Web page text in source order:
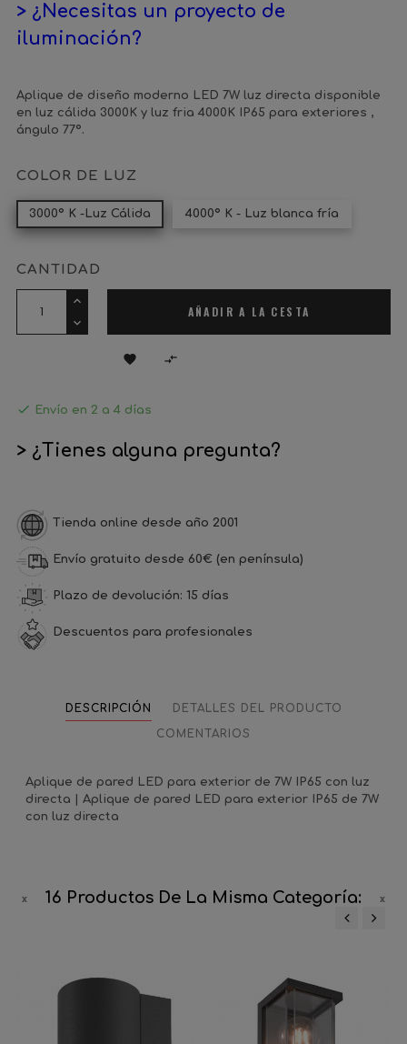
> ¿Necesitas un proyecto de
iluminación?
Aplique de diseño moderno LED 7W luz directa disponible
en luz cálida 3000K y luz fria 4000K IP65 para exteriores ,
ángulo 77º.
COLOR DE LUZ
3000º K -Luz Cálida 4000º K - Luz blanca fría
CANTIDAD
AÑADIR A LA CESTA
 
 Envío en 2 a 4 días
> ¿Tienes alguna pregunta?
Tienda online desde año 2001
Envío gratuito desde 60€ (en península)
Plazo de devolución: 15 días
Descuentos para profesionales
DESCRIPCIÓN
DETALLES DEL PRODUCTO
COMENTARIOS
Aplique de pared LED para exterior de 7W IP65 con luz
directa | Aplique de pared LED para exterior IP65 de 7W
con luz directa
16 Productos De La Misma Categoría: